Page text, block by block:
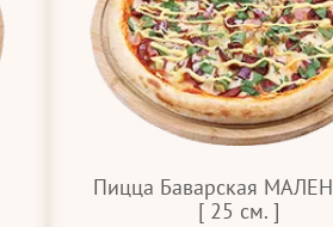
Пицца Баварская
[ 25 cм. ]